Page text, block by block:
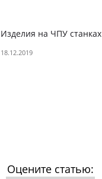
Изделия на ЧПУ станках
18.12.2019
Оцените статью: